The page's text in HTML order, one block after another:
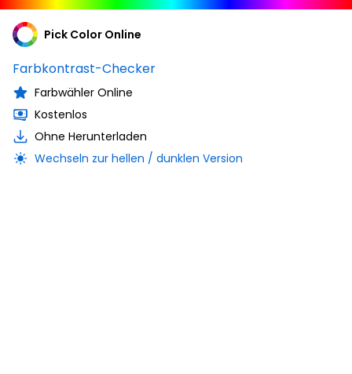
Pick Color Online
Farbkontrast-Checker
Farbwähler Online
Kostenlos
Ohne Herunterladen
Wechseln zur hellen / dunklen Version